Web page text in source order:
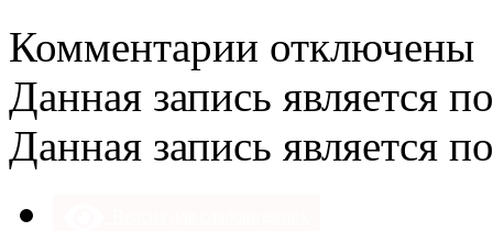
Комментарии записи
отключены
Данная запись является
Данная запись является